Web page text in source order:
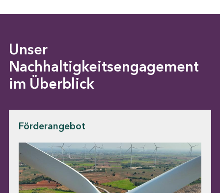
Unser
Nachhaltigkeitsengagement
im Überblick
Förderangebot